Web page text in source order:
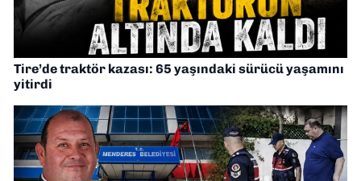
Tire’de traktör kazası: 65 yaşındaki sürücü yaşamını
yitirdi